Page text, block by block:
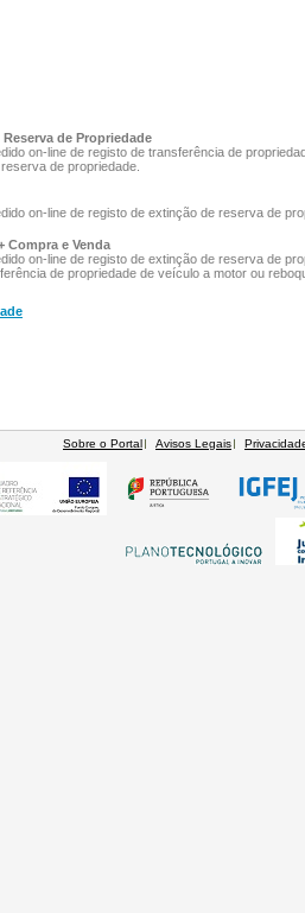
de Propriedade
on-line de registo de transferência de
de propriedade.
on-line de registo de extinção de reserva de
Compra e Venda
on-line de registo de extinção de reserva de
de propriedade de veículo a motor ou
Sobre o Portal Avisos Legais